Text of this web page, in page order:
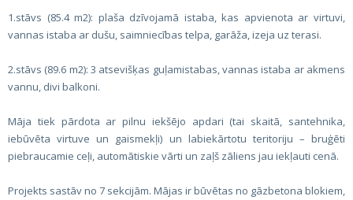
1.stāvs (85.4 m2): plaša dzīvojamā istaba, kas apvienota ar virtuvi,
vannas istaba ar dušu, saimniecības telpa, garāža, izeja uz terasi.
2.stāvs (89.6 m2): 3 atsevišķas guļamistabas, vannas istaba ar akmens
vannu, divi balkoni.
Māja tiek pārdota ar pilnu iekšējo apdari (tai skaitā, santehnika,
iebūvēta virtuve un gaismekļi) un labiekārtotu teritoriju – bruģēti
piebraucamie ceļi, automātiskie vārti un zaļš zāliens jau iekļauti cenā.
Projekts sastāv no 7 sekcijām. Mājas ir būvētas no gāzbetona blokiem,